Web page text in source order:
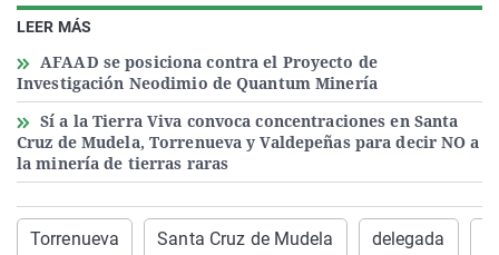
LEER MÁS
AFAAD se posiciona contra el Proyecto de
Investigación Neodimio de Quantum Minería
Sí a la Tierra Viva convoca concentraciones en Santa
Cruz de Mudela, Torrenueva y Valdepeñas para decir NO a
la minería de tierras raras
Torrenueva Santa Cruz de Mudela delegada